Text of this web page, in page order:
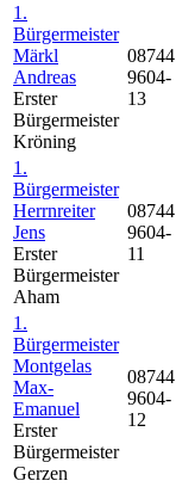
1.
Bürgermeister
Märkl
Andreas
Erster
Bürgermeister
Kröning
08744
9604-
13
1.
Bürgermeister
Herrnreiter
Jens
Erster
Bürgermeister
Aham
08744
9604-
11
1.
Bürgermeister
Montgelas
Max-
Emanuel
Erster
Bürgermeister
Gerzen
08744
9604-
12